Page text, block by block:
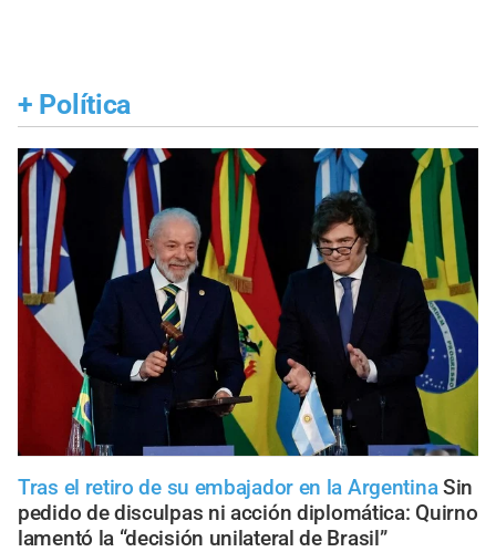
+ Política
Tras el retiro de su embajador en la Argentina Sin
pedido de disculpas ni acción diplomática: Quirno
lamentó la “decisión unilateral de Brasil”